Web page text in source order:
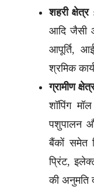
शहरी क्षेत्र
आदि जैसी
आपूर्ति,
श्रमिक
ग्रामीण
शॉपिंग
पशुपालन
बैंकों समेत
प्रिंट,
की अनुमति